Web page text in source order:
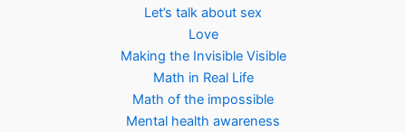
Let’s talk about sex
Love
Making the Invisible Visible
Math in Real Life
Math of the impossible
Mental health awareness